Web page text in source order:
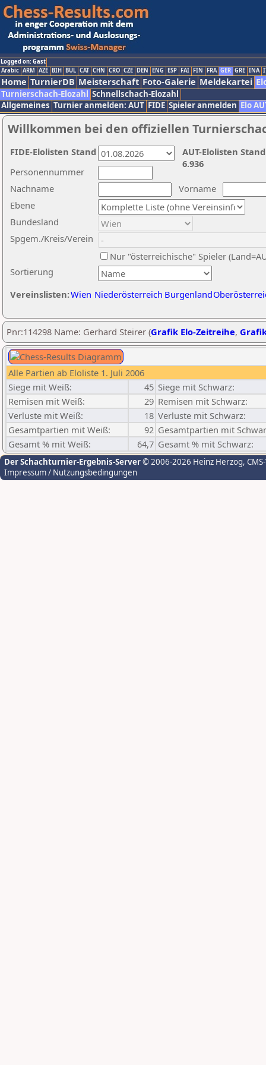
Logged on: Gast
Arabic ARM AZE BIH BUL CAT CHN CRO CZE DEN ENG ESP FAI FIN FRA GER GRE INA
Home TurnierDB Meisterschaft Foto-Galerie Meldekartei
Turnierschach-Elozahl Schnellschach-Elozahl
Allgemeines Turnier anmelden: AUT FIDE Spieler anmelden Elo
Willkommen bei den offiziellen
Nachname
Vorname
Ebene
Sortierung
Personennummer
Bundesland
Spgem./Kreis/Verein
Nur "österreichische" Spieler
Vereinslisten:Wien Niederösterreich Burgenland
AUT-Elolisten
6.936
FIDE-Elolisten Stand
Pnr:114298 Name: Gerhard Steirer (Grafik Elo-Zeitreihe,
Alle Partien ab Eloliste 1. Juli 2006
Siege mit Weiß:
45 Siege mit Schwarz:
Remisen mit Weiß:
29 Remisen mit Schwarz:
Verluste mit Weiß:
18 Verluste mit Schwarz:
Gesamtpartien mit Weiß:
92 Gesamtpartien mit
Gesamt % mit Weiß:
64,7 Gesamt % mit Schwarz:
Der Schachturnier-Ergebnis-Server© 2006-2026 Heinz Herzog,
Impressum / Nutzungsbedingungen